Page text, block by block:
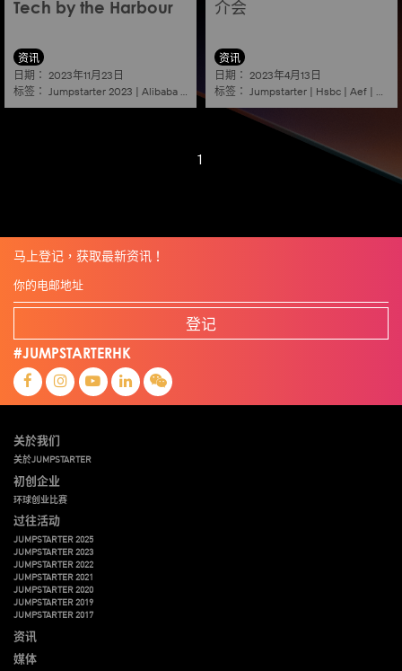
Tech by the Harbour
资讯
日期： 2023年11月23日
标签： Jumpstarter 2023 | Alibaba Aef| Startup
介会
资讯
日期： 2023年4月13日
标签： Jumpstarter | Hsbc | Aef |
1
马上登记，获取最新资讯！
登记
#JUMPSTARTERHK
关於我们
关於JUMPSTARTER
初创企业
环球创业比赛
过往活动
JUMPSTARTER 2025
JUMPSTARTER 2023
JUMPSTARTER 2022
JUMPSTARTER 2021
JUMPSTARTER 2020
JUMPSTARTER 2019
JUMPSTARTER 2017
资讯
媒体